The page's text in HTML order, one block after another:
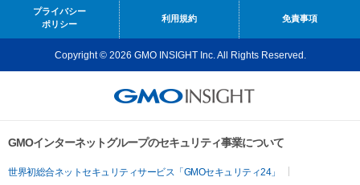
プライバシー
ポリシー
利用規約 免責事項
Copyright © 2026 GMO INSIGHT Inc. All Rights Reserved.
GMOインターネットグループのセキュリティ事業について
世界初総合ネットセキュリティサービス「GMOセキュリティ24」